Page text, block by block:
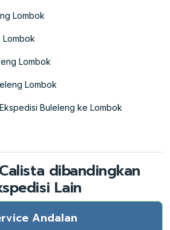
Lombok
Lombok
Lombok
Lombok
Buleleng ke Lombok
dibandingkan
Lain
Andalan